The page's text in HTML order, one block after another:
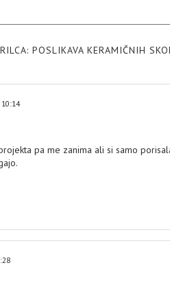
POSLIKAVA KERAMIČNIH
pa me zanima ali si samo